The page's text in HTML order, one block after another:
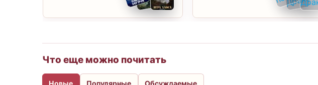
Что еще можно почитать
Новые Популярные Обсуждаемые